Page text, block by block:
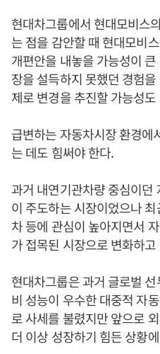
현대차그룹에서 현대모비스
는 점을 감안할 때 현대모비
개편안을 내놓을 가능성이
장을 설득하지 못했던 경험
제로 변경을 추진할 가능성
급변하는 자동차시장 환경에
는 데도 힘써야 한다.
과거 내연기관차량 중심이
이 주도하는 시장이었으나
차 등에 관심이 높아지면서
가 접목된 시장으로 변화하고
현대차그룹은 과거 글로벌
비 성능이 우수한 대중적 자
로 사세를 불렸지만 앞으로
더 이상 성장하기 힘든 상황